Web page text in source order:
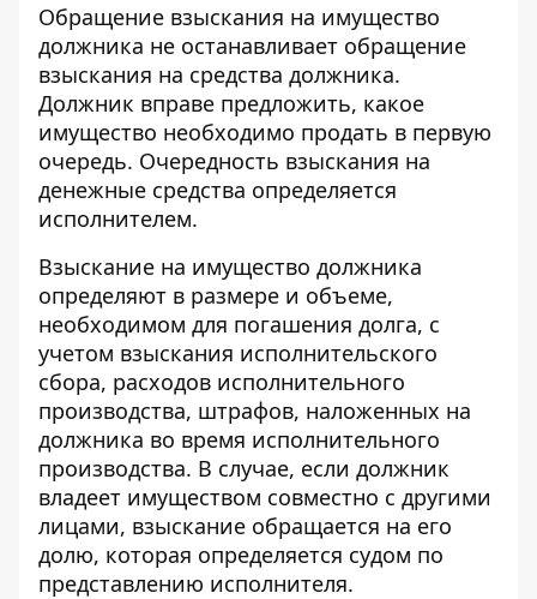
Обращение взыскания на имущество
должника не останавливает обращение
взыскания на средства должника.
Должник вправе предложить, какое
имущество необходимо продать в первую
очередь. Очередность взыскания на
денежные средства определяется
исполнителем.
Взыскание на имущество должника
определяют в размере и объеме,
необходимом для погашения долга, с
учетом взыскания исполнительского
сбора, расходов исполнительного
производства, штрафов, наложенных на
должника во время исполнительного
производства. В случае, если должник
владеет имуществом совместно с другими
лицами, взыскание обращается на его
долю, которая определяется судом по
представлению исполнителя.